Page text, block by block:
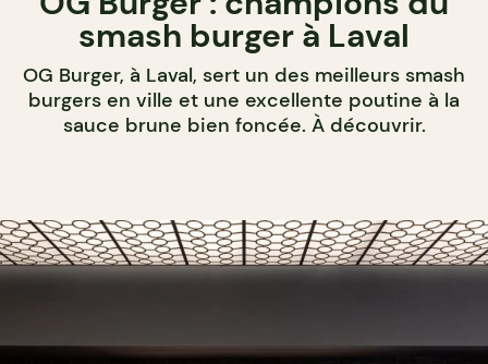
smash burger à Laval
OG Burger, à Laval, sert un des meilleurs smash
burgers en ville et une excellente poutine à la
sauce brune bien foncée. À découvrir.